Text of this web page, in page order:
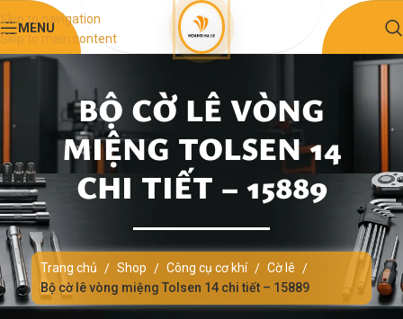
Skip to navigation
Skip to main content
MENU
BỘ CỜ LÊ VÒNG
MIỆNG TOLSEN 14
CHI TIẾT – 15889
Trang chủ / Shop / Công cụ cơ khí / Cờ lê /
Bộ cờ lê vòng miệng Tolsen 14 chi tiết – 15889